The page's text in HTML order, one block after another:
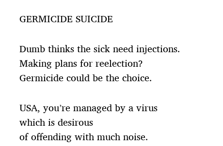
GERMICIDE SUICIDE
Dumb thinks the sick need injections.
Making plans for reelection?
Germicide could be the choice.
USA, you’re managed by a virus
which is desirous
of offending with much noise.